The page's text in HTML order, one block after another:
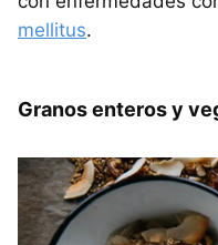
mellitus.
Granos enteros y